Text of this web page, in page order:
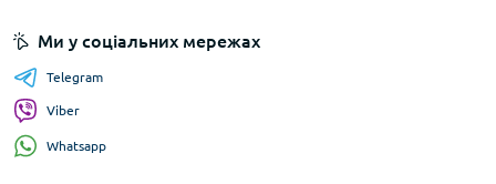
Ми у соціальних мережах
Telegram
Viber
Whatsapp